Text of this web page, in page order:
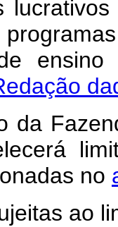
ensino
da
no
ao